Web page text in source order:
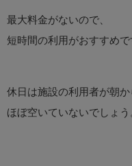
最大料金がないので、
短時間の利用がおすすめで
休日は施設の利用者が朝か
ほぼ空いていないでしょう